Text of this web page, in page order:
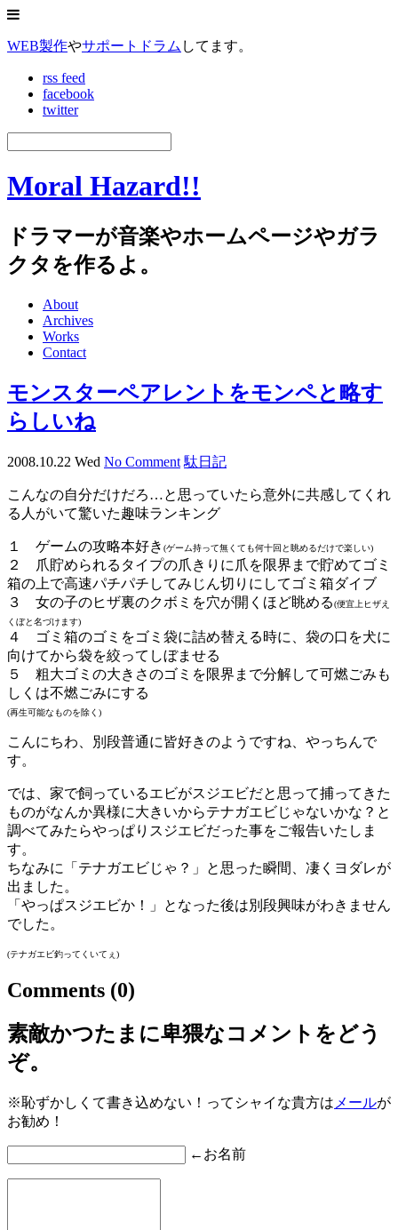
WEB製作やサポートドラム してます。
rss feed
facebook
twitter
Moral Hazard!!
ドラマーが音楽やホームページやガラ
クタを作るよ。
About
Archives
Works
Contact
モンスターペアレントをモンペと略す
らしいね
2008.10.22 Wed No Comment 駄日記
こんなの自分だけだろ…と思っていたら意外に共感してくれ
る人がいて驚いた趣味ランキング
１ ゲームの攻略本好き (ゲーム持って無くても何十回と眺めるだけで楽しい)
２ 爪貯められるタイプの爪きりに爪を限界まで貯めてゴミ
箱の上で高速パチパチしてみじん切りにしてゴミ箱ダイブ
３ 女の子のヒザ裏のクボミを穴が開くほど眺める(便宜上ヒザえ
くぼと名づけます)
４ ゴミ箱のゴミをゴミ袋に詰め替える時に、袋の口を犬に
向けてから袋を絞ってしぼませる
５ 粗大ゴミの大きさのゴミを限界まで分解して可燃ごみも
しくは不燃ごみにする
(再生可能なものを除く)
こんにちわ、別段普通に皆好きのようですね、やっちんで
す。
では、家で飼っているエビがスジエビだと思って捕ってきた
ものがなんか異様に大きいからテナガエビじゃないかな？と
調べてみたらやっぱりスジエビだった事をご報告いたしま
す。
ちなみに「テナガエビじゃ？」と思った瞬間、凄くヨダレが
出ました。
「やっぱスジエビか！」となった後は別段興味がわきません
でした。
(テナガエビ釣ってくいてぇ)
Comments (0)
素敵かつたまに卑猥なコメントをどう
ぞ。
※恥ずかしくて書き込めない！ってシャイな貴方は メールが
お勧め！
←お名前